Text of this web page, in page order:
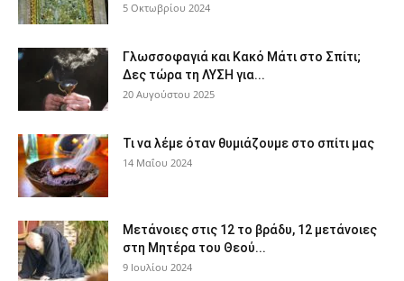
5 Οκτωβρίου 2024
Γλωσσοφαγιά και Κακό Μάτι στο Σπίτι;
Δες τώρα τη ΛΥΣΗ για...
20 Αυγούστου 2025
Τι να λέμε όταν θυμιάζουμε στο σπίτι μας
14 Μαΐου 2024
Μετάνοιες στις 12 το βράδυ, 12 μετάνοιες
στη Μητέρα του Θεού...
9 Ιουλίου 2024